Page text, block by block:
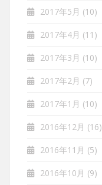
2017年5月 (10)
2017年4月 (11)
2017年3月 (10)
2017年2月 (7)
2017年1月 (10)
2016年12月 (16)
2016年11月 (5)
2016年10月 (9)